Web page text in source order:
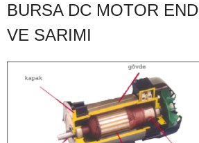
BURSA DC MOTOR
VE SARIMI